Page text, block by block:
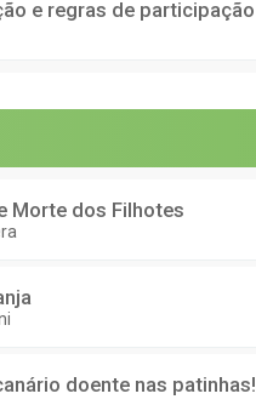
e regras de participação
Morte dos Filhotes
doente nas patinhas!